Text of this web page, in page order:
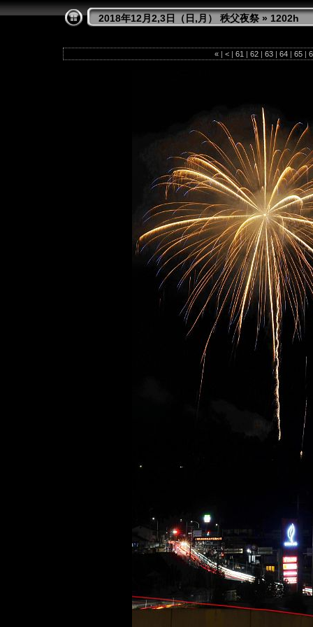
2018年12月2,3日（日,月） 秩父夜祭 » 1202h
« | < | 61 | 62 | 63 | 64 | 65 |